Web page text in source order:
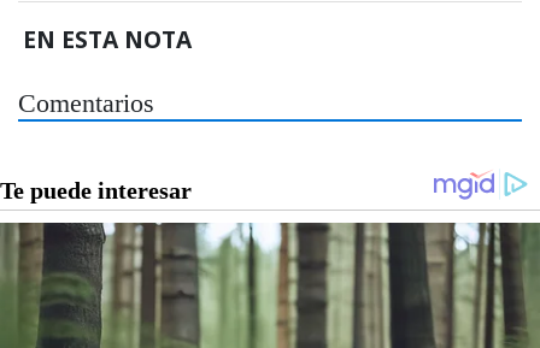
EN ESTA NOTA
Comentarios